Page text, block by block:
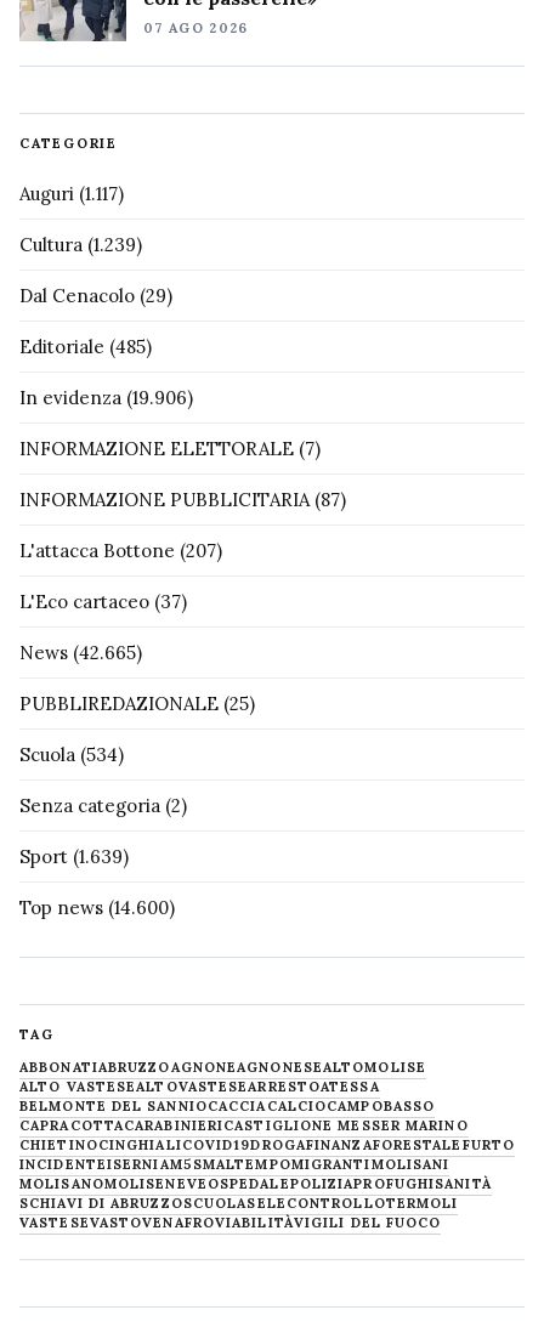
07 AGO 2026
CATEGORIE
Auguri (1.117)
Cultura (1.239)
Dal Cenacolo (29)
Editoriale (485)
In evidenza (19.906)
INFORMAZIONE ELETTORALE (7)
INFORMAZIONE PUBBLICITARIA(87)
L'attacca Bottone (207)
L'Eco cartaceo (37)
News (42.665)
PUBBLIREDAZIONALE (25)
Scuola (534)
Senza categoria (2)
Sport (1.639)
Top news (14.600)
TAG
ABBONATIABRUZZOAGNONEAGNONESEALTOMOLISE
ALTO VASTESEALTOVASTESEARRESTOATESSA
BELMONTE DEL SANNIOCACCIACALCIOCAMPOBASSO
CAPRACOTTACARABINIERICASTIGLIONE MESSER MARINO
CHIETINOCINGHIALICOVID19DROGAFINANZAFORESTALE FURTO
INCIDENTEISERNIAM5SMALTEMPOMIGRANTIMOLISANI
MOLISANOMOLISENEVE OSPEDALEPOLIZIAPROFUGHISANITÀ
SCHIAVI DI ABRUZZOSCUOLASELECONTROLLOTERMOLI
VASTESEVASTOVENAFROVIABILITÀVIGILI DEL FUOCO